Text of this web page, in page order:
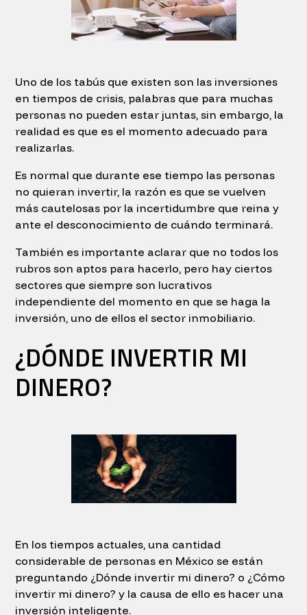
Uno de los tabús que existen son las inversiones
en tiempos de crisis, palabras que para muchas
personas no pueden estar juntas, sin embargo, la
realidad es que es el momento adecuado para
realizarlas.
Es normal que durante ese tiempo las personas
no quieran invertir, la razón es que se vuelven
más cautelosas por la incertidumbre que reina y
ante el desconocimiento de cuándo terminará.
También es importante aclarar que no todos los
rubros son aptos para hacerlo, pero hay ciertos
sectores que siempre son lucrativos
independiente del momento en que se haga la
inversión, uno de ellos el sector inmobiliario.
¿DÓNDE INVERTIR MI
DINERO?
En los tiempos actuales, una cantidad
considerable de personas en México se están
preguntando ¿Dónde invertir mi dinero? o ¿Cómo
invertir mi dinero? y la causa de ello es hacer una
inversión inteligente.